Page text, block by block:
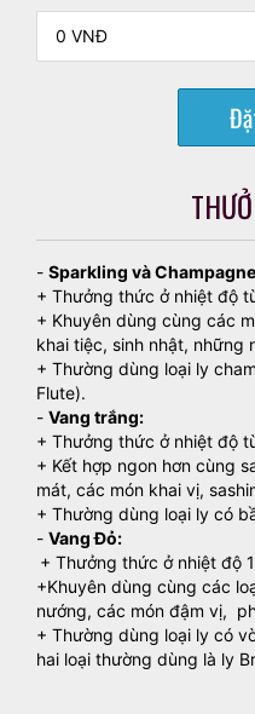
- Sparkling và Champagne
+ Thưởng thức ở nhiệt độ
+ Khuyên dùng cùng các
khai tiệc, sinh nhật, những
+ Thường dùng loại ly
Flute).
- Vang trắng:
+ Thưởng thức ở nhiệt độ
+ Kết hợp ngon hơn cùng
mát, các món khai vị,
+ Thường dùng loại ly có
- Vang Đỏ:
+ Thưởng thức ở nhiệt độ
+Khuyên dùng cùng các
nướng, các món đậm vị,
+ Thường dùng loại ly có
hai loại thường dùng là ly